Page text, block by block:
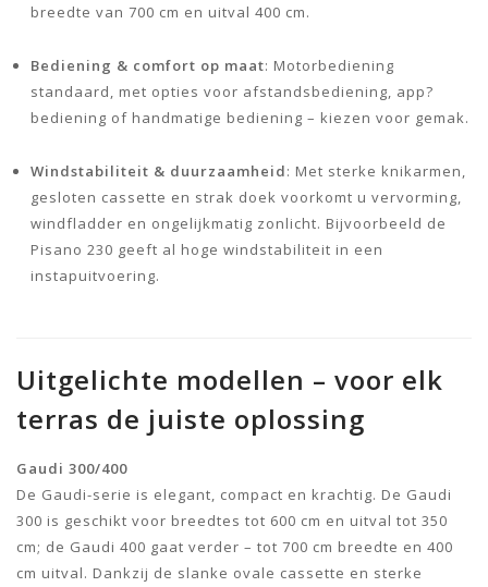
breedte van 700 cm en uitval 400 cm.
Bediening & comfort op maat: Motorbediening
standaard, met opties voor afstandsbediening, app?
bediening of handmatige bediening – kiezen voor gemak.
Windstabiliteit & duurzaamheid: Met sterke knikarmen,
gesloten cassette en strak doek voorkomt u vervorming,
windfladder en ongelijkmatig zonlicht. Bijvoorbeeld de
Pisano 230 geeft al hoge windstabiliteit in een
instapuitvoering.
Uitgelichte modellen – voor elk
terras de juiste oplossing
Gaudi 300/400
De Gaudi-serie is elegant, compact en krachtig. De Gaudi
300 is geschikt voor breedtes tot 600 cm en uitval tot 350
cm; de Gaudi 400 gaat verder – tot 700 cm breedte en 400
cm uitval. Dankzij de slanke ovale cassette en sterke